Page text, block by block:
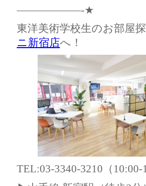
——————-★
東洋美術学校生のお部屋
ニ新宿店へ！
TEL:03-3340-3210（10:00-